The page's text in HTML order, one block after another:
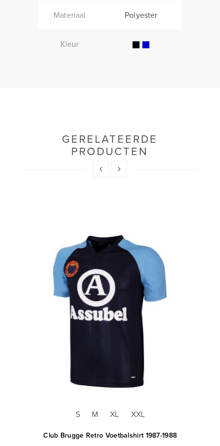
Materiaal Polyester
Kleur
GERELATEERDE
PRODUCTEN
S M XL XXL
Club Brugge Retro Voetbalshirt 1987-1988